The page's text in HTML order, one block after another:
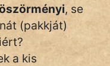
, se
(pakkját)
a kis